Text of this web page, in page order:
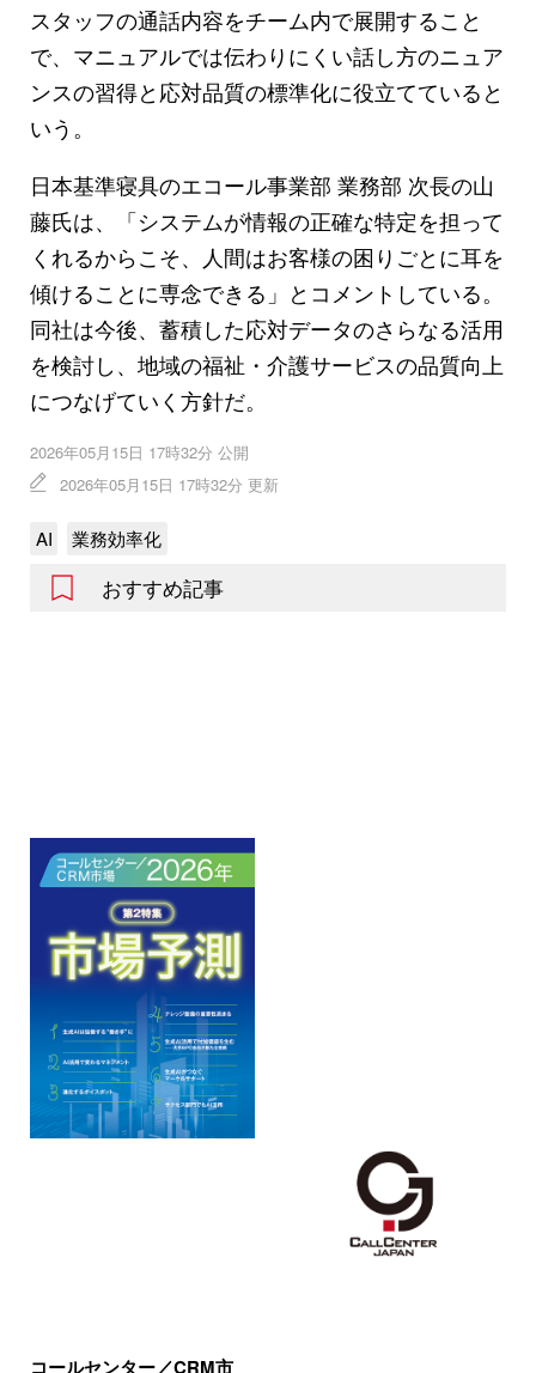
スタッフの通話内容をチーム内で展開すること
で、マニュアルでは伝わりにくい話し方のニュア
ンスの習得と応対品質の標準化に役立てていると
いう。
日本基準寝具のエコール事業部 業務部 次長の山
藤氏は、「システムが情報の正確な特定を担って
くれるからこそ、人間はお客様の困りごとに耳を
傾けることに専念できる」とコメントしている。
同社は今後、蓄積した応対データのさらなる活用
を検討し、地域の福祉・介護サービスの品質向上
につなげていく方針だ。
2026年05月15日 17時32分 公開
2026年05月15日 17時32分 更新
AI 業務効率化
おすすめ記事
コールセンター／CRM市